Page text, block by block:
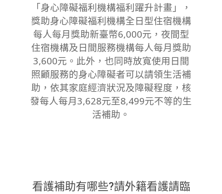
「身心障礙福利機構福利躍升計畫」，
獎助身心障礙福利機構全日型住宿機構
每人每月獎助新臺幣6,000元，夜間型
住宿機構及日間服務機構每人每月獎助
3,600元。此外，也同時放寬使用日間
照顧服務的身心障礙者可以請領生活補
助，依其家庭經濟狀況及障礙程度，核
發每人每月3,628元至8,499元不等的生
活補助。
看護補助有哪些?請外籍看護請臨